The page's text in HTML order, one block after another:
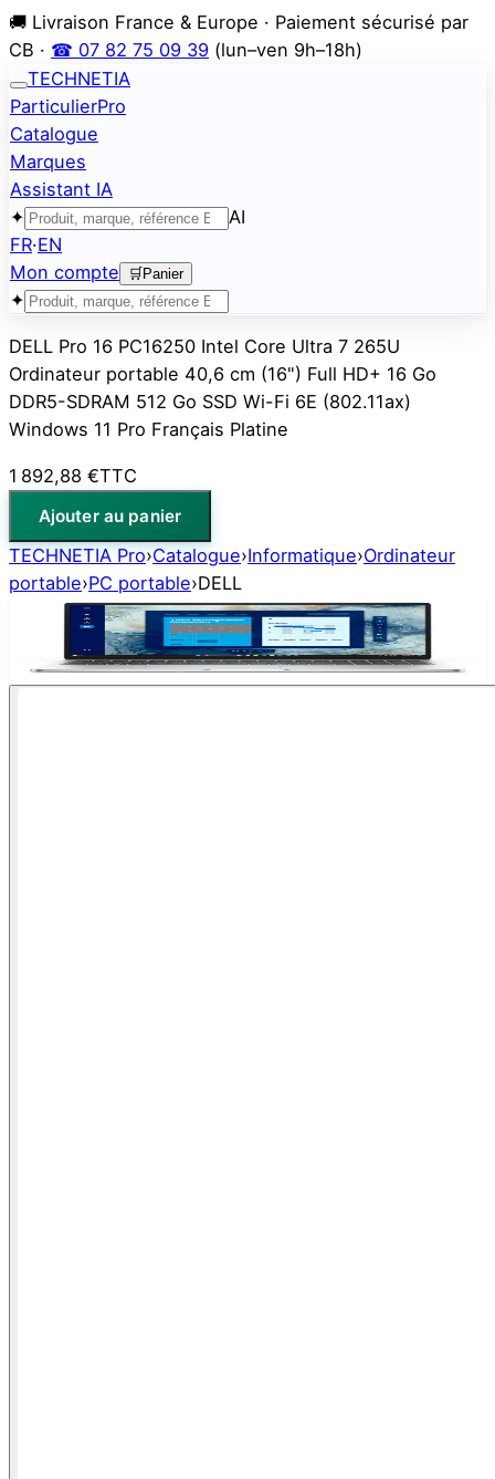
🚚 Livraison France & Europe · Paiement sécurisé par
CB · ☎ 07 82 75 09 39 (lun–ven 9h–18h)
TECHNETIA
ParticulierPro
Catalogue
Marques
Assistant IA
✦
AI
FR·EN
Mon compte
🛒 Panier
✦
DELL Pro 16 PC16250 Intel Core Ultra 7 265U
Ordinateur portable 40,6 cm (16") Full HD+ 16 Go
DDR5-SDRAM 512 Go SSD Wi-Fi 6E (802.11ax)
Windows 11 Pro Français Platine
1 892,88 €TTC
Ajouter au panier
TECHNETIA Pro›Catalogue›Informatique›Ordinateur
portable›PC portable›DELL